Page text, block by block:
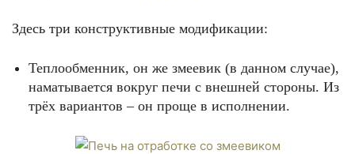
Здесь три конструктивные модификации:
Теплообменник, он же змеевик (в данном случае),
наматывается вокруг печи с внешней стороны. Из
трёх вариантов – он проще в исполнении.